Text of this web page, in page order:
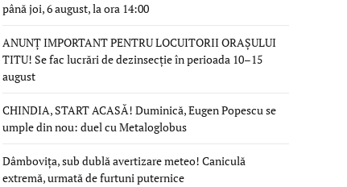
până joi, 6 august, la ora 14:00
ANUNȚ IMPORTANT PENTRU LOCUITORII ORAȘULUI
TITU! Se fac lucrări de dezinsecție în perioada 10–15
august
CHINDIA, START ACASĂ! Duminică, Eugen Popescu se
umple din nou: duel cu Metaloglobus
Dâmbovița, sub dublă avertizare meteo! Caniculă
extremă, urmată de furtuni puternice